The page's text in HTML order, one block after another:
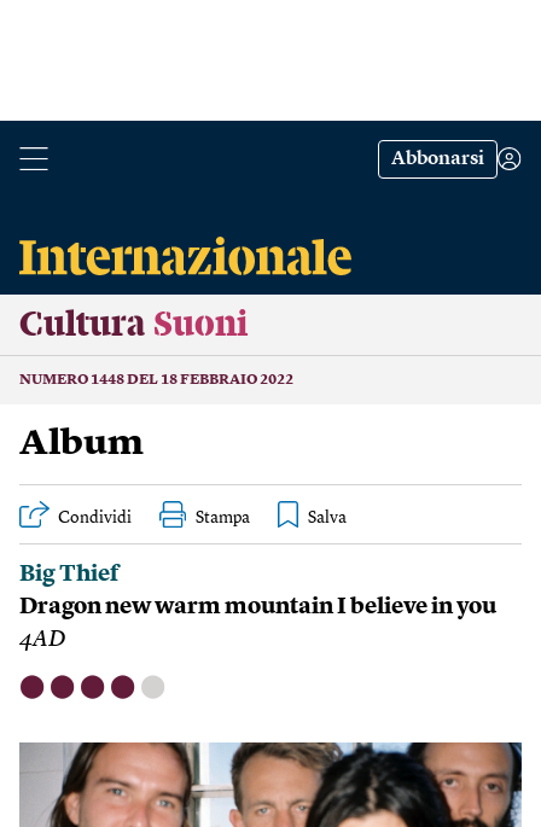
Abbonarsi
Cultura Suoni
NUMERO 1448 DEL 18 FEBBRAIO 2022
Album
Condividi Stampa
Big Thief
Dragon new warm mountain I believe in you
4AD
⬤ ⬤ ⬤ ⬤ ⬤